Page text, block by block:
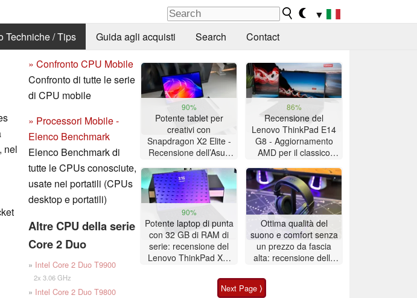
▼
Techniche / Tips Guida agli acquisti Search Contact
nel
» Confronto CPU Mobile
Confronto di tutte le serie
di CPU mobile
» Processori Mobile -
Elenco Benchmark
Elenco Benchmark di
tutte le CPUs conosciute,
usate nei portatili (CPUs
desktop e portatili)
Altre CPU della serie
Core 2 Duo
» Intel Core 2 Duo T9900
2x 3.06 GHz
» Intel Core 2 Duo T9800
90%
Potente tablet per
creativi con
Snapdragon X2 Elite -
Recensione dell’Asus
86%
Recensione del
Lenovo ThinkPad E14
G8 - Aggiornamento
AMD per il classico
autonomia della
batteria
90%
Potente laptop di punta
con 32 GB di RAM di
serie: recensione del
Lenovo ThinkPad X9-
Ottima qualità del
suono e comfort senza
un prezzo da fascia
alta: recensione delle
Next Page ⟩